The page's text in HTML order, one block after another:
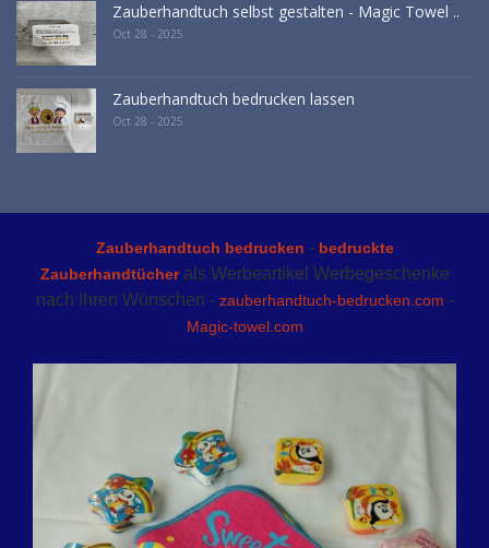
Zauberhandtuch selbst gestalten - Magic Towel ..
Oct 28 - 2025
Zauberhandtuch bedrucken lassen
Oct 28 - 2025
Zauberhandtuch bedrucken - bedruckte
Zauberhandtücherals Werbeartikel Werbegeschenke
nach Ihren Wünschen - zauberhandtuch-bedrucken.com -
Magic-towel.com